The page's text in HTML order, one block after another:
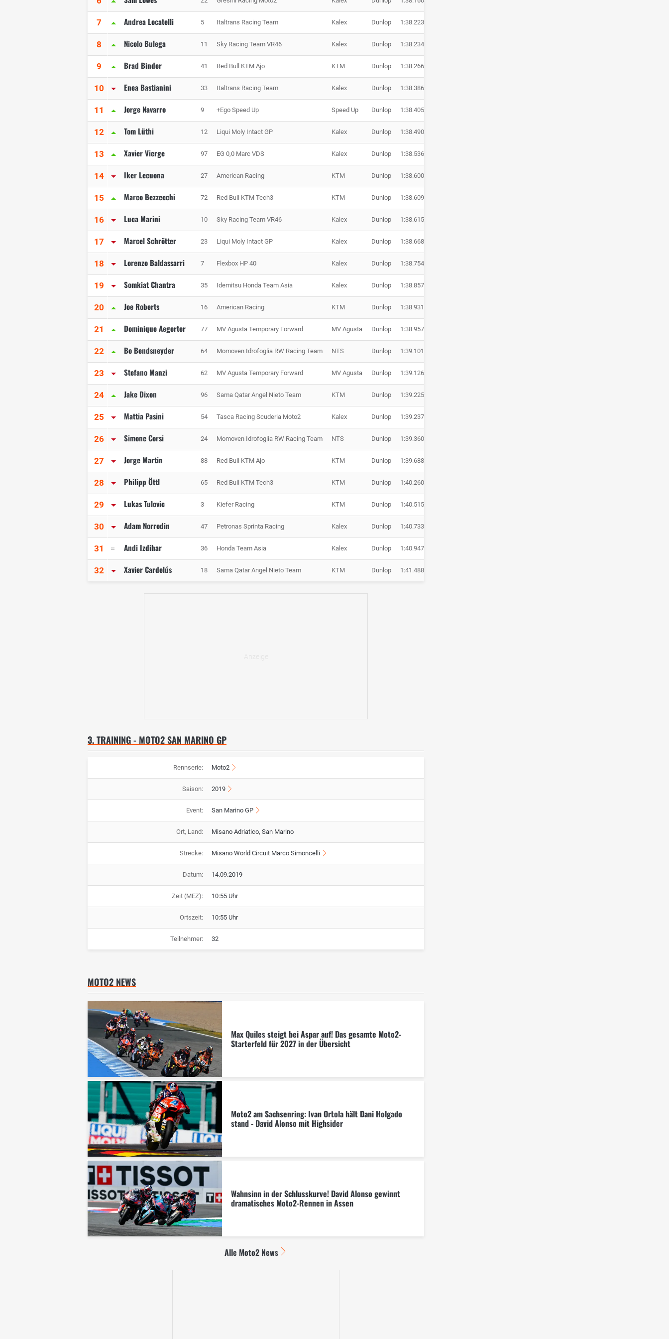
7 Andrea Locatelli 5 Italtrans Racing Team Kalex Dunlop 1:38.223
8 Nicolo Bulega 11 Sky Racing Team VR46 Kalex Dunlop 1:38.234
9 Brad Binder 41 Red Bull KTM Ajo KTM Dunlop 1:38.266
10 Enea Bastianini 33 Italtrans Racing Team Kalex Dunlop 1:38.386
11 Jorge Navarro 9 +Ego Speed Up Speed Up Dunlop 1:38.405
12 Tom Lüthi 12 Liqui Moly Intact GP Kalex Dunlop 1:38.490
13 Xavier Vierge 97 EG 0,0 Marc VDS Kalex Dunlop 1:38.536
14 Iker Lecuona 27 American Racing KTM Dunlop 1:38.600
15 Marco Bezzecchi 72 Red Bull KTM Tech3 KTM Dunlop 1:38.609
16 Luca Marini 10 Sky Racing Team VR46 Kalex Dunlop 1:38.615
17 Marcel Schrötter 23 Liqui Moly Intact GP Kalex Dunlop 1:38.668
18 Lorenzo Baldassarri 7 Flexbox HP 40 Kalex Dunlop 1:38.754
19 Somkiat Chantra 35 Idemitsu Honda Team Asia Kalex Dunlop 1:38.857
20 Joe Roberts 16 American Racing KTM Dunlop 1:38.931
21 Dominique Aegerter 77 MV Agusta Temporary Forward MV Agusta Dunlop 1:38.957
22 Bo Bendsneyder 64 Momoven Idrofoglia RW Racing Team NTS Dunlop 1:39.101
23 Stefano Manzi 62 MV Agusta Temporary Forward MV Agusta Dunlop 1:39.126
24 Jake Dixon 96 Sama Qatar Angel Nieto Team KTM Dunlop 1:39.225
25 Mattia Pasini 54 Tasca Racing Scuderia Moto2 Kalex Dunlop 1:39.237
26 Simone Corsi 24 Momoven Idrofoglia RW Racing Team NTS Dunlop 1:39.360
27 Jorge Martin 88 Red Bull KTM Ajo KTM Dunlop 1:39.688
28 Philipp Öttl 65 Red Bull KTM Tech3 KTM Dunlop 1:40.260
29 Lukas Tulovic 3 Kiefer Racing KTM Dunlop 1:40.515
30 Adam Norrodin 47 Petronas Sprinta Racing Kalex Dunlop 1:40.733
31 Andi Izdihar 36 Honda Team Asia Kalex Dunlop 1:40.947
32 Xavier Cardelús 18 Sama Qatar Angel Nieto Team KTM Dunlop 1:41.488
3. TRAINING - MOTO2 SAN MARINO GP
Rennserie: Moto2
Saison: 2019
Event: San Marino GP
Ort, Land: Misano Adriatico, San Marino
Strecke: Misano World Circuit Marco Simoncelli
Datum: 14.09.2019
Zeit (MEZ): 10:55 Uhr
Ortszeit: 10:55 Uhr
Teilnehmer: 32
MOTO2 NEWS
Max Quiles steigt bei Aspar auf! Das gesamte Moto2-
Starterfeld für 2027 in der Übersicht
Moto2 am Sachsenring: Ivan Ortola hält Dani Holgado
stand - David Alonso mit Highsider
Wahnsinn in der Schlusskurve! David Alonso gewinnt
dramatisches Moto2-Rennen in Assen
Alle Moto2 News